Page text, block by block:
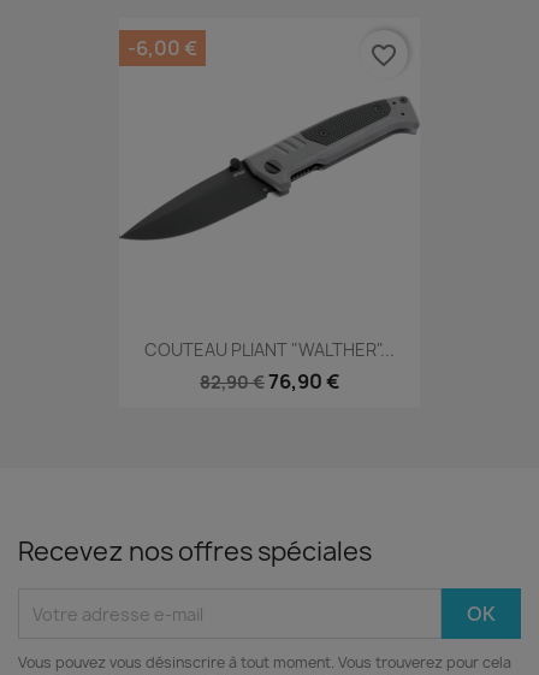
COUTEAU PLIANT "WALTHER"...
82,90 €76,90 €
-6,00 € favorite_border
Recevez nos offres spéciales
Vous pouvez vous désinscrire à tout moment. Vous trouverez pour cela